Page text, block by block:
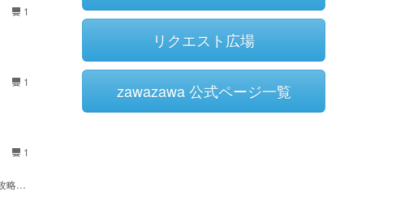
1
1
1
詰まったときや隠し要素を探したいときにどうぞ。攻略質問や感想も歓迎です。
リクエスト広場
zawazawa 公式ページ一覧